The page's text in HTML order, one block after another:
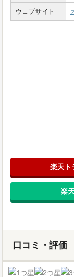
ウェブサイト
楽天ト
楽
口コミ・評価